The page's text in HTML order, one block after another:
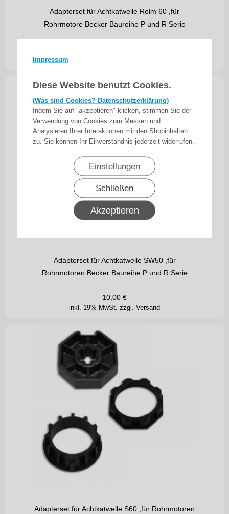
Impressum
Diese Website benutzt Cookies.
(Was sind Cookies? Datenschutzerklärung)
Indem Sie auf "akzeptieren" klicken, stimmen Sie der
Verwendung von Cookies zum Messen und
Analysieren Ihrer Interaktionen mit den Shopinhalten
zu. Sie können Ihr Einverständnis jederzeit widerrufen.
Einstellungen
Schließen
Akzeptieren
Adapterset für Achtkatwelle Rolm 60 ,für
Rohrmotore Becker Baureihe P und R Serie
Adapterset für Achtkatwelle SW50 ,für
Rohrmotoren Becker Baureihe P und R Serie
inkl. 19% MwSt. zzgl. Versand
10,00 €
Adapterset für Achtkatwelle S60 ,für Rohrmotoren